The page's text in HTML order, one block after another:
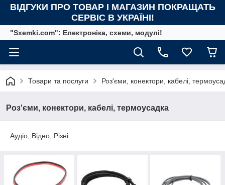
ВІДГУКИ ПРО ТОВАР І МАГАЗИН ПОКРАЩАТЬ
СЕРВІС В УКРАЇНІ!
"Sxemki.com": Електроніка, схеми, модулі!
Товари та послуги Роз'єми, конектори, кабелі,
Роз'єми, конектори, кабелі, термоусадка
Аудіо, Відео, Різні